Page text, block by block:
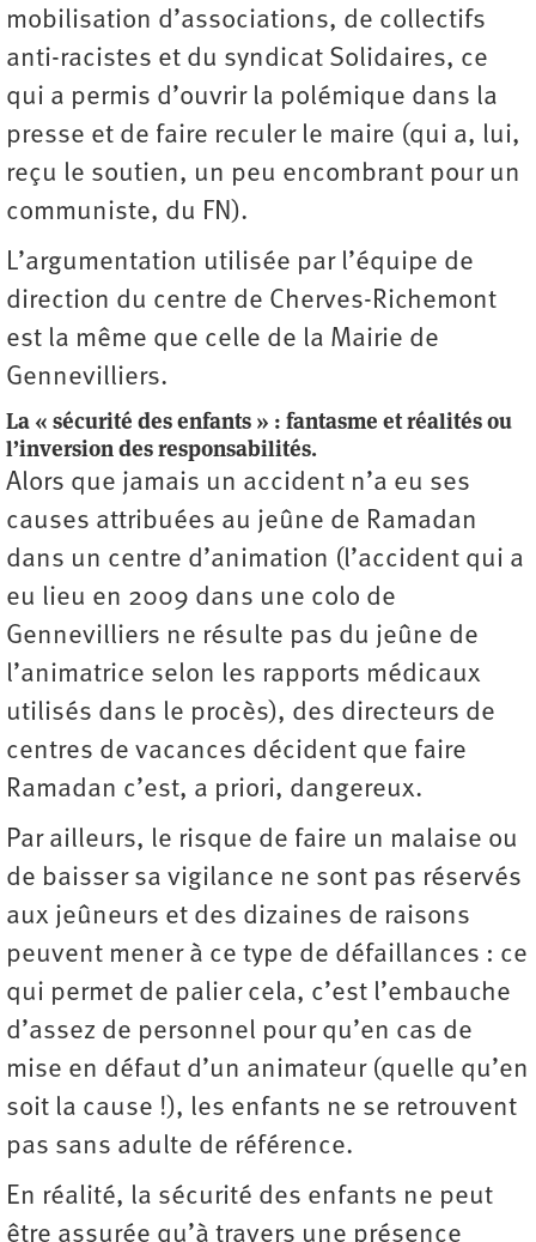
mobilisation d’associations, de collectifs
anti-racistes et du syndicat Solidaires, ce
qui a permis d’ouvrir la polémique dans la
presse et de faire reculer le maire (qui a, lui,
reçu le soutien, un peu encombrant pour un
communiste, du FN).
L’argumentation utilisée par l’équipe de
direction du centre de Cherves-Richemont
est la même que celle de la Mairie de
Gennevilliers.
La « sécurité des enfants » : fantasme et réalités ou
l’inversion des responsabilités.
Alors que jamais un accident n’a eu ses
causes attribuées au jeûne de Ramadan
dans un centre d’animation (l’accident qui a
eu lieu en 2009 dans une colo de
Gennevilliers ne résulte pas du jeûne de
l’animatrice selon les rapports médicaux
utilisés dans le procès), des directeurs de
centres de vacances décident que faire
Ramadan c’est, a priori, dangereux.
Par ailleurs, le risque de faire un malaise ou
de baisser sa vigilance ne sont pas réservés
aux jeûneurs et des dizaines de raisons
peuvent mener à ce type de défaillances : ce
qui permet de palier cela, c’est l’embauche
d’assez de personnel pour qu’en cas de
mise en défaut d’un animateur (quelle qu’en
soit la cause !), les enfants ne se retrouvent
pas sans adulte de référence.
En réalité, la sécurité des enfants ne peut
être assurée qu’à travers une présence